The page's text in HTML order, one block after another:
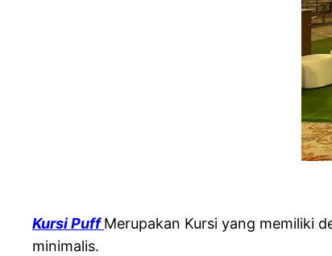
Kursi PuffMerupakan Kursi yang memiliki
minimalis.